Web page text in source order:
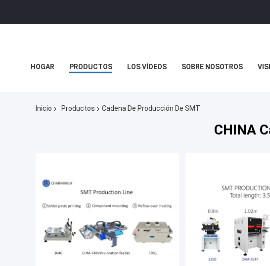
HOGAR PRODUCTOS LOS VÍDEOS SOBRE NOSOTROS
Inicio Productos Cadena De Producción De SMT
CHINA